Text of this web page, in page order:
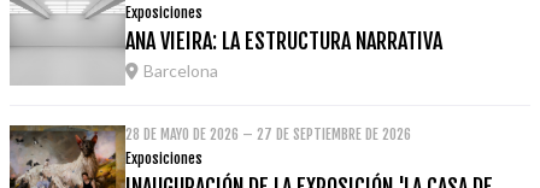
Exposiciones
ANA VIEIRA: LA ESTRUCTURA NARRATIVA
Barcelona
28 DE MAYO DE 2026 – 27 DE SEPTIEMBRE DE 2026
Exposiciones